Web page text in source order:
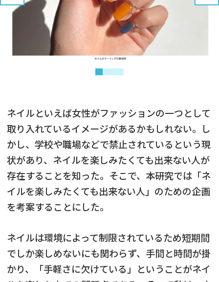
ネイルといえば女性がファッションの一つとして
取り入れているイメージがあるかもしれない。し
かし、学校や職場などで禁止されているという現
状があり、ネイルを楽しみたくても出来ない人が
存在することを知った。そこで、本研究では「ネ
イルを楽しみたくても出来ない人」のための企画
を考案することにした。
ネイルは環境によって制限されているため短期間
でしか楽しめないにも関わらず、手間と時間が掛
かり、「手軽さに欠けている」ということがネイ